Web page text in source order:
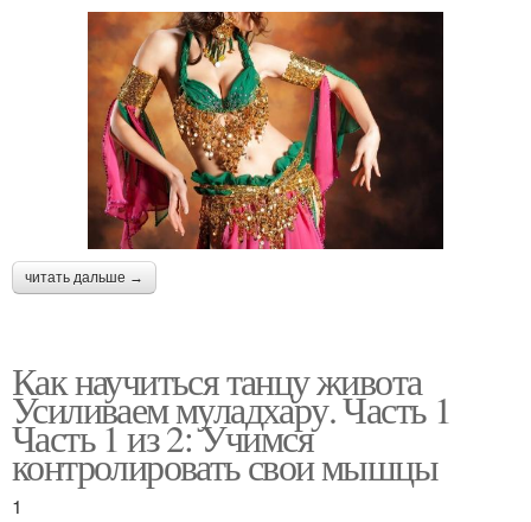
читать дальше →
Как научиться танцу живота
Усиливаем муладхару. Часть 1
Часть 1 из 2: Учимся
контролировать свои мышцы
1